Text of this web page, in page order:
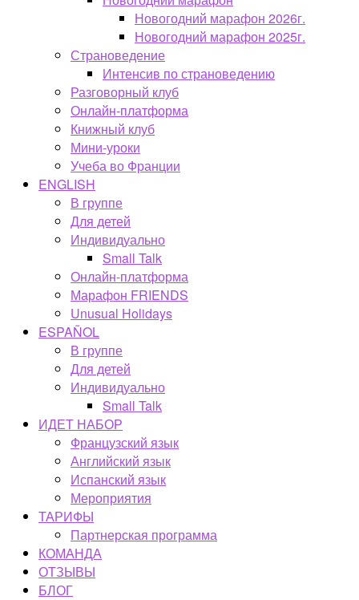
Новогодний марафон 2026г.
Новогодний марафон 2025г.
Страноведение
Интенсив по страноведению
Разговорный клуб
Онлайн-платформа
Книжный клуб
Мини-уроки
Учеба во Франции
ENGLISH
В группе
Для детей
Индивидуально
Small Talk
Онлайн-платформа
Марафон FRIENDS
Unusual Holidays
ESPAÑOL
В группе
Для детей
Индивидуально
Small Talk
ИДЕТ НАБОР
Французский язык
Английский язык
Испанский язык
Мероприятия
ТАРИФЫ
Партнерская программа
КОМАНДА
ОТЗЫВЫ
БЛОГ